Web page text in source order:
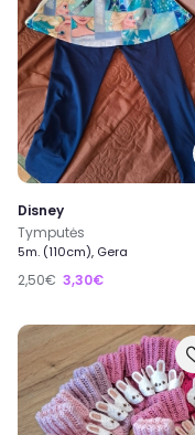
Disney
Tymputės
5m. (110cm), Gera
2,50€ 3,30€